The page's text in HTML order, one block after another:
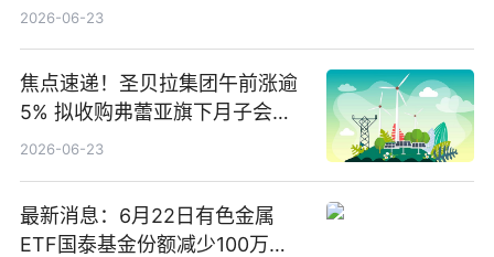
2026-06-23
焦点速递！圣贝拉集团午前涨逾
5% 拟收购弗蕾亚旗下月子会所
业务少数股权
2026-06-23
最新消息：6月22日有色金属
ETF国泰基金份额减少100万